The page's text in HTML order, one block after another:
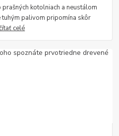
kotolniach a neustálom
tuhým palivom pripomína skôr
celé